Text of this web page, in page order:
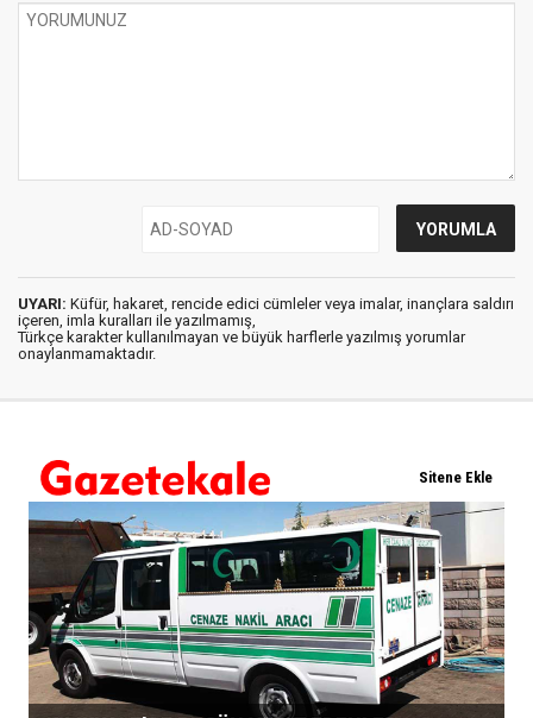
UYARI: Küfür, hakaret, rencide edici cümleler veya imalar, inançlara saldırı
içeren, imla kuralları ile yazılmamış,
Türkçe karakter kullanılmayan ve büyük harflerle yazılmış yorumlar
onaylanmamaktadır.